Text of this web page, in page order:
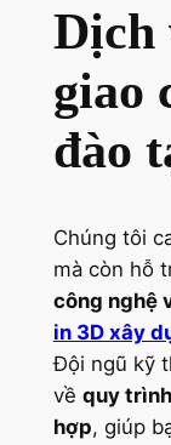
Dịch
giao
đào
Chúng tôi
mà còn hỗ
công nghệ
in 3D xây
Đội ngũ kỹ
về quy
hợp, giúp